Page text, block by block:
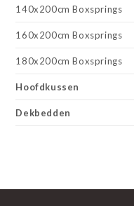
140x200cm Boxsprings
160x200cm Boxsprings
180x200cm Boxsprings
Hoofdkussen
Dekbedden